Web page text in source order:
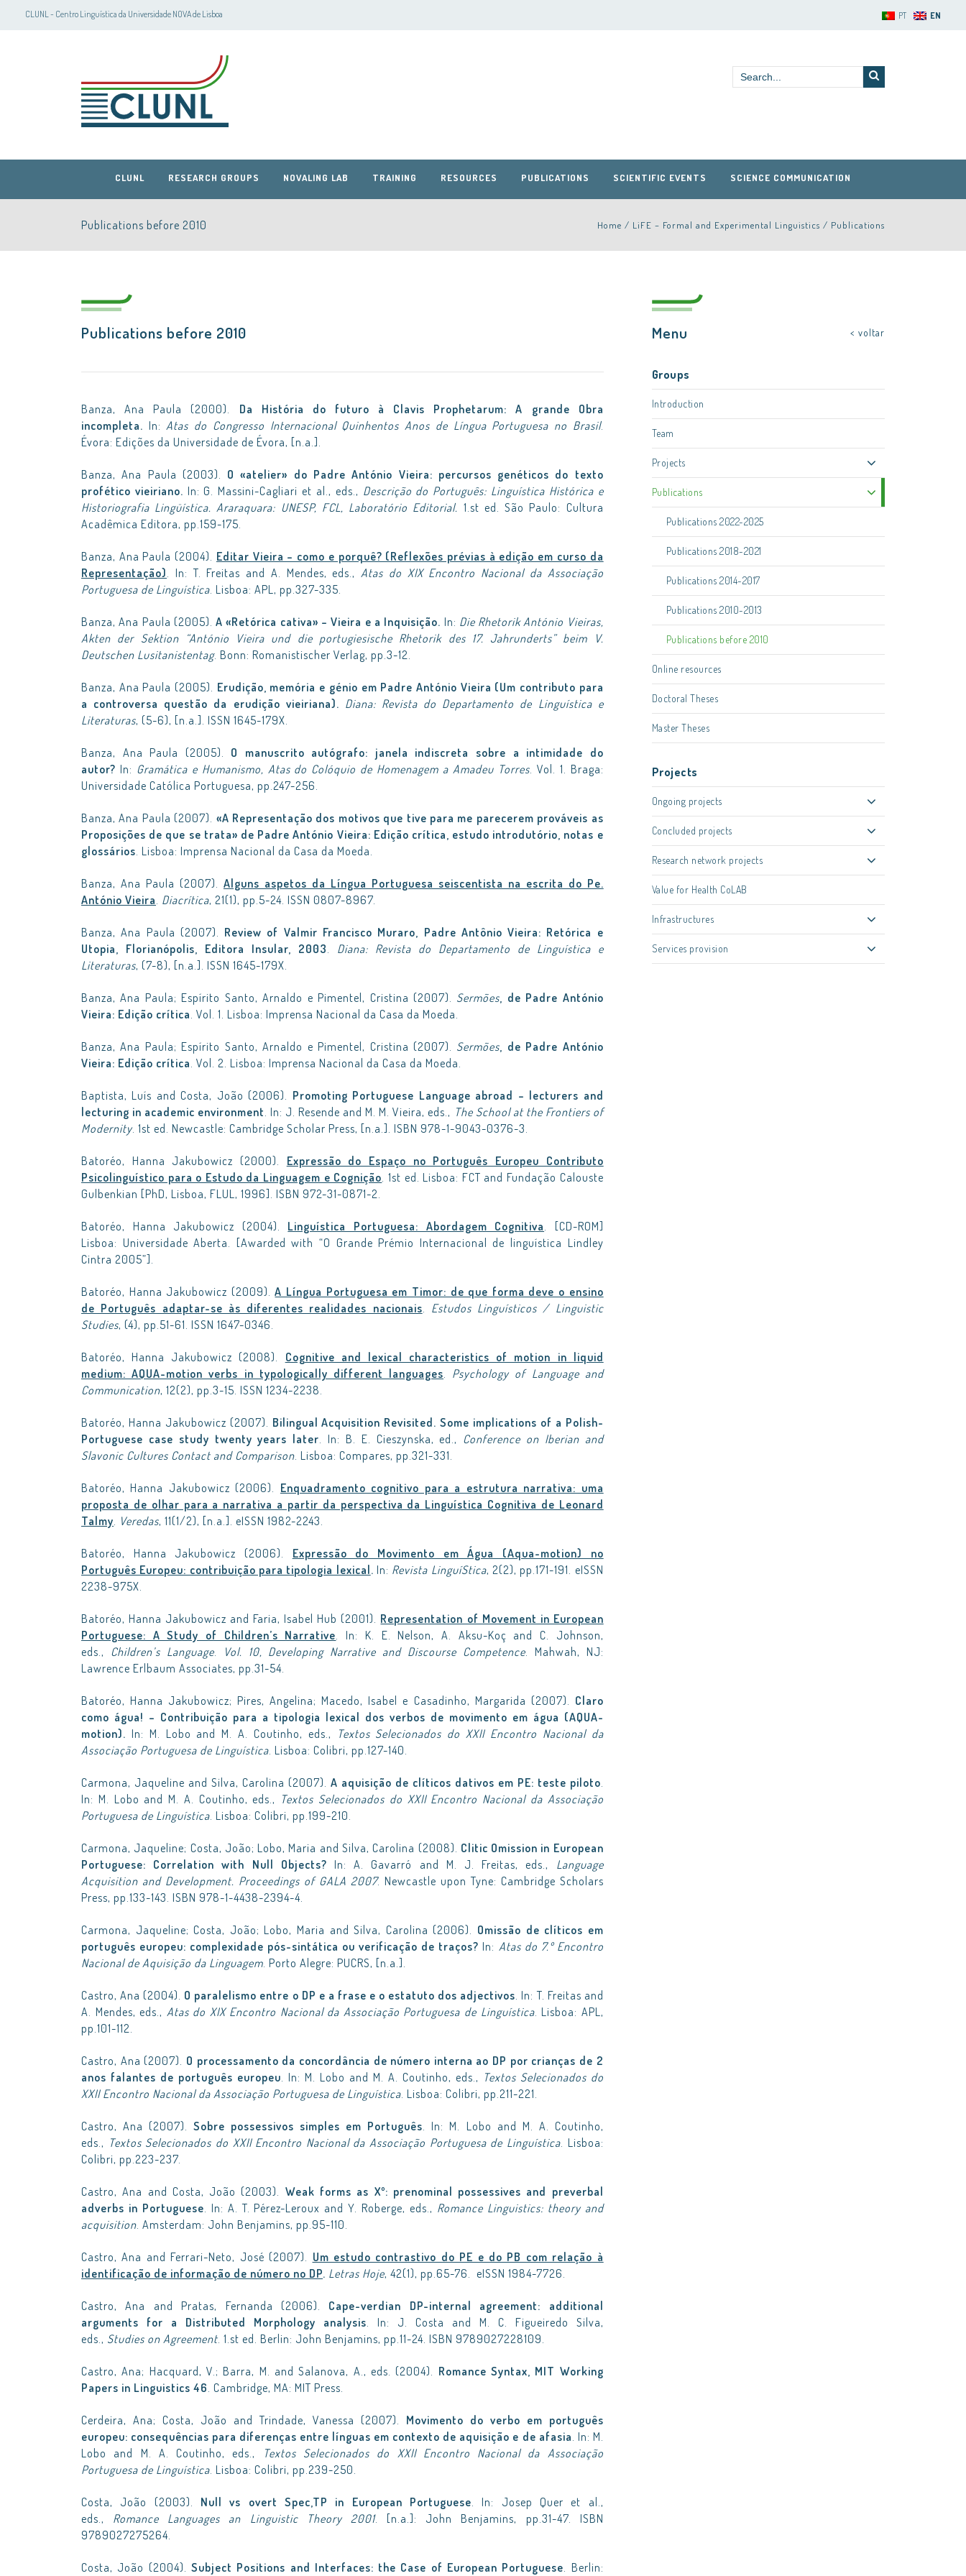
CLUNL - Centro Linguística da Universidade NOVA de Lisboa PT EN
CLUNL
CLUNL RESEARCH GROUPS NOVALING LAB TRAINING RESOURCES PUBLICATIONS SCIENTIFIC EVENTS SCIENCE COMMUNICATION
Publications before 2010 Home / LiFE – Formal and Experimental Linguistics / Publications
Publications before 2010
Banza, Ana Paula (2000). Da História do futuro à Clavis Prophetarum: A grande Obra
incompleta. In:Atas do Congresso Internacional Quinhentos Anos de Língua Portuguesa no Brasil.
Évora: Edições da Universidade de Évora, [n.a.].
Banza, Ana Paula (2003). O «atelier» do Padre António Vieira: percursos genéticos do texto
profético vieiriano. In: G. Massini-Cagliari et al., eds., Descrição do Português: Linguística Histórica e
Historiografia Lingüística. Araraquara: UNESP, FCL, Laboratório Editorial. 1.st ed. São Paulo: Cultura
Acadêmica Editora, pp.159-175.
Banza, Ana Paula (2004). Editar Vieira – como e porquê? (Reflexões prévias à edição em curso da
Representação). In: T. Freitas and A. Mendes, eds.,Atas do XIX Encontro Nacional da Associação
Portuguesa de Linguística. Lisboa: APL, pp.327-335.
Banza, Ana Paula (2005).A «Retórica cativa» – Vieira e a Inquisição. In: Die Rhetorik António Vieiras,
Akten der Sektion “António Vieira und die portugiesische Rhetorik des 17. Jahrunderts” beim V.
Deutschen Lusitanistentag. Bonn: Romanistischer Verlag, pp.3-12.
Banza, Ana Paula (2005). Erudição, memória e génio em Padre António Vieira (Um contributo para
a controversa questão da erudição vieiriana). Diana: Revista do Departamento de Linguística e
Literaturas, (5-6), [n.a.]. ISSN 1645-179X.
Banza, Ana Paula (2005). O manuscrito autógrafo: janela indiscreta sobre a intimidade do
autor? In: Gramática e Humanismo, Atas do Colóquio de Homenagem a Amadeu Torres. Vol. 1. Braga:
Universidade Católica Portuguesa, pp.247-256.
Banza, Ana Paula (2007). «A Representação dos motivos que tive para me parecerem prováveis as
Proposições de que se trata» de Padre António Vieira: Edição crítica, estudo introdutório, notas e
glossários. Lisboa: Imprensa Nacional da Casa da Moeda.
Banza, Ana Paula (2007). Alguns aspetos da Língua Portuguesa seiscentista na escrita do Pe.
António Vieira. Diacrítica, 21(1), pp.5-24. ISSN 0807-8967.
Banza, Ana Paula (2007). Review of Valmir Francisco Muraro, Padre Antônio Vieira: Retórica e
Utopia, Florianópolis, Editora Insular, 2003. Diana: Revista do Departamento de Linguística e
Literaturas, (7-8), [n.a.]. ISSN 1645-179X.
Banza, Ana Paula; Espírito Santo, Arnaldo e Pimentel, Cristina (2007). Sermões, de Padre António
Vieira: Edição crítica. Vol. 1. Lisboa: Imprensa Nacional da Casa da Moeda.
Banza, Ana Paula; Espírito Santo, Arnaldo e Pimentel, Cristina (2007). Sermões, de Padre António
Vieira: Edição crítica. Vol. 2. Lisboa: Imprensa Nacional da Casa da Moeda.
Baptista, Luís and Costa, João (2006). Promoting Portuguese Language abroad – lecturers and
lecturing in academic environment. In: J. Resende and M. M. Vieira, eds., The School at the Frontiers of
Modernity. 1st ed. Newcastle: Cambridge Scholar Press, [n.a.]. ISBN 978-1-9043-0376-3.
Batoréo, Hanna Jakubowicz (2000). Expressão do Espaço no Português Europeu Contributo
Psicolinguístico para o Estudo da Linguagem e Cognição. 1st ed. Lisboa: FCT and Fundação Calouste
Gulbenkian [PhD, Lisboa, FLUL, 1996]. ISBN 972-31-0871-2.
Batoréo, Hanna Jakubowicz (2004). Linguística Portuguesa: Abordagem Cognitiva. [CD-ROM]
Lisboa: Universidade Aberta. [Awarded with “O Grande Prémio Internacional de linguística Lindley
Cintra 2005”].
Batoréo, Hanna Jakubowicz (2009).A Língua Portuguesa em Timor: de que forma deve o ensino
de Português adaptar-se às diferentes realidades nacionais. Estudos Linguísticos / Linguistic
Studies, (4), pp.51-61. ISSN 1647-0346.
Batoréo, Hanna Jakubowicz (2008). Cognitive and lexical characteristics of motion in liquid
medium: AQUA-motion verbs in typologically different languages. Psychology of Language and
Communication, 12(2), pp.3-15. ISSN 1234-2238.
Batoréo, Hanna Jakubowicz (2007). Bilingual Acquisition Revisited. Some implications of a Polish-
Portuguese case study twenty years later. In: B. E. Cieszynska, ed., Conference on Iberian and
Slavonic Cultures Contact and Comparison. Lisboa: Compares, pp.321-331.
Batoréo, Hanna Jakubowicz (2006). Enquadramento cognitivo para a estrutura narrativa: uma
proposta de olhar para a narrativa a partir da perspectiva da Linguística Cognitiva de Leonard
Talmy. Veredas, 11(1/2), [n.a.]. eISSN 1982-2243.
Batoréo, Hanna Jakubowicz (2006). Expressão do Movimento em Água (Aqua-motion) no
Português Europeu: contribuição para tipologia lexical. In: Revista LinguíStica, 2(2), pp.171-191. eISSN
2238-975X.
Batoréo, Hanna Jakubowicz and Faria, Isabel Hub (2001). Representation of Movement in European
Portuguese: A Study of Children’s Narrative. In: K. E. Nelson, A. Aksu-Koç and C. Johnson,
eds., Children’s Language. Vol. 10, Developing Narrative and Discourse Competence. Mahwah, NJ:
Lawrence Erlbaum Associates, pp.31-54.
Batoréo, Hanna Jakubowicz; Pires, Angelina; Macedo, Isabel e Casadinho, Margarida (2007). Claro
como água! – Contribuição para a tipologia lexical dos verbos de movimento em água (AQUA-
motion). In: M. Lobo and M. A. Coutinho, eds.,
Textos Selecionados do XXII Encontro Nacional da
Associação Portuguesa de Linguística. Lisboa: Colibri, pp.127-140.
Carmona, Jaqueline and Silva, Carolina (2007). A aquisição de clíticos dativos em PE: teste piloto.
In: M. Lobo and M. A. Coutinho, eds., Textos Selecionados do XXII Encontro Nacional da Associação
Portuguesa de Linguística. Lisboa: Colibri, pp.199-210.
Carmona, Jaqueline; Costa, João; Lobo, Maria and Silva, Carolina (2008). Clitic Omission in European
Portuguese: Correlation with Null Objects? In: A. Gavarró and M. J. Freitas, eds., Language
Acquisition and Development. Proceedings of GALA 2007. Newcastle upon Tyne: Cambridge Scholars
Press, pp.133-143. ISBN 978-1-4438-2394-4.
Carmona, Jaqueline; Costa, João; Lobo, Maria and Silva, Carolina (2006). Omissão de clíticos em
português europeu: complexidade pós-sintática ou verificação de traços? In: Atas do 7.º Encontro
Nacional de Aquisição da Linguagem. Porto Alegre: PUCRS, [n.a.].
Castro, Ana (2004). O paralelismo entre o DP e a frase e o estatuto dos adjectivos. In: T. Freitas and
A. Mendes, eds., Atas do XIX Encontro Nacional da Associação Portuguesa de Linguística. Lisboa: APL,
pp.101-112.
Castro, Ana (2007). O processamento da concordância de número interna ao DP por crianças de 2
anos falantes de português europeu. In: M. Lobo and M. A. Coutinho, eds., Textos Selecionados do
XXII Encontro Nacional da Associação Portuguesa de Linguística. Lisboa: Colibri, pp.211-221.
Castro, Ana (2007).Sobre possessivos simples em Português. In: M. Lobo and M. A. Coutinho,
eds., Textos Selecionados do XXII Encontro Nacional da Associação Portuguesa de Linguística. Lisboa:
Colibri, pp.223-237.
Castro, Ana and Costa, João (2003). Weak forms as Xº: prenominal possessives and preverbal
adverbs in Portuguese. In: A. T. Pérez-Leroux and Y. Roberge, eds., Romance Linguistics: theory and
acquisition. Amsterdam: John Benjamins, pp.95-110.
Castro, Ana and Ferrari-Neto, José (2007). Um estudo contrastivo do PE e do PB com relação à
identificação de informação de número no DP. Letras Hoje, 42(1), pp.65-76. eISSN 1984-7726.
Castro, Ana and Pratas, Fernanda (2006). Cape-verdian DP-internal agreement: additional
arguments for a Distributed Morphology analysis. In: J. Costa and M. C. Figueiredo Silva,
eds., Studies on Agreement. 1.st ed. Berlin: John Benjamins, pp.11-24. ISBN 9789027228109.
Castro, Ana; Hacquard, V.; Barra, M. and Salanova, A., eds. (2004). Romance Syntax, MIT Working
Papers in Linguistics 46. Cambridge, MA: MIT Press.
Cerdeira, Ana; Costa, João and Trindade, Vanessa (2007). Movimento do verbo em português
europeu: consequências para diferenças entre línguas em contexto de aquisição e de afasia. In: M.
Lobo and M. A. Coutinho, eds.,
Textos Selecionados do XXII Encontro Nacional da Associação
Portuguesa de Linguística. Lisboa: Colibri, pp.239-250.
Costa, João (2003). Null vs overt Spec,TP in European Portuguese. In: Josep Quer et al.,
eds., Romance Languages an Linguistic Theory 2001. [n.a.]: John Benjamins, pp.31-47. ISBN
9789027275264.
Costa, João (2004). Subject Positions and Interfaces: the Case of European Portuguese. Berlin:
Menu < voltar
Groups
Introduction
Team
Projects
Publications
Publications 2022-2025
Publications 2018-2021
Publications 2014-2017
Publications 2010-2013
Publications before 2010
Online resources
Doctoral Theses
Master Theses
Projects
Ongoing projects
Concluded projects
Research network projects
Value for Health CoLAB
Infrastructures
Services provision